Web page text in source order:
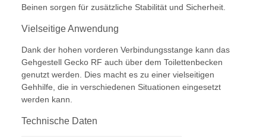
Beinen sorgen für zusätzliche Stabilität und Sicherheit.
Vielseitige Anwendung
Dank der hohen vorderen Verbindungsstange kann das
Gehgestell Gecko RF auch über dem Toilettenbecken
genutzt werden. Dies macht es zu einer vielseitigen
Gehhilfe, die in verschiedenen Situationen eingesetzt
werden kann.
Technische Daten